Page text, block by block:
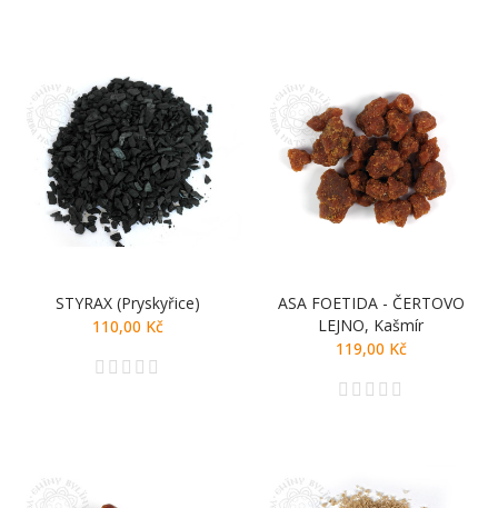
STYRAX (pryskyřice)
110,00 Kč
ASA FOETIDA - ČERTOVO
LEJNO, Kašmír
119,00 Kč